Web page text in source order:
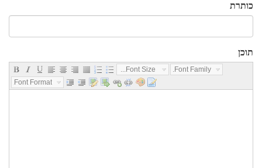
כותרת
תוכן
Font Size...
Font Family...
Font Format...